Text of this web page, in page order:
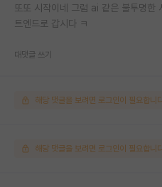
또또 시작이네 그럼 ai 같은 불투명한
트엔드로 갑시다 ㅋ
대댓글 쓰기
해당 댓글을 보려면 로그인이 필요합니
해당 댓글을 보려면 로그인이 필요합니